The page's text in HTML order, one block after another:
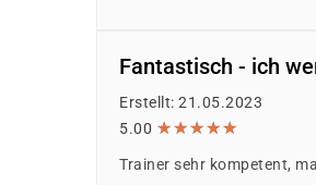
Fantastisch - ich
Erstellt: 21.05.2023
5.00 ★★★★★
★★★★★
Trainer sehr kompetent,